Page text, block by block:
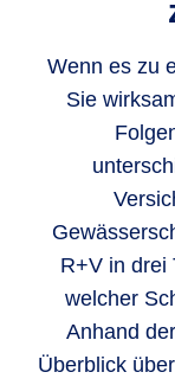
Wenn es zu
Sie
R+V in drei
welcher
Anhand
Überblick